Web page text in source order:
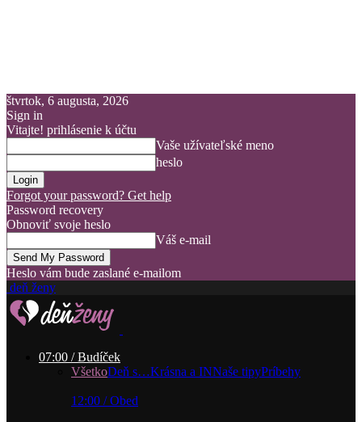
štvrtok, 6 augusta, 2026
Sign in
Vitajte! prihlásenie k účtu
Vaše užívateľské meno
heslo
Forgot your password? Get help
Password recovery
Obnoviť svoje heslo
Váš e-mail
Heslo vám bude zaslané e-mailom
deň ženy
07:00 / Budíček
VšetkoDeň s…Krásna a INNaše tipyPríbehy
12:00 / Obed